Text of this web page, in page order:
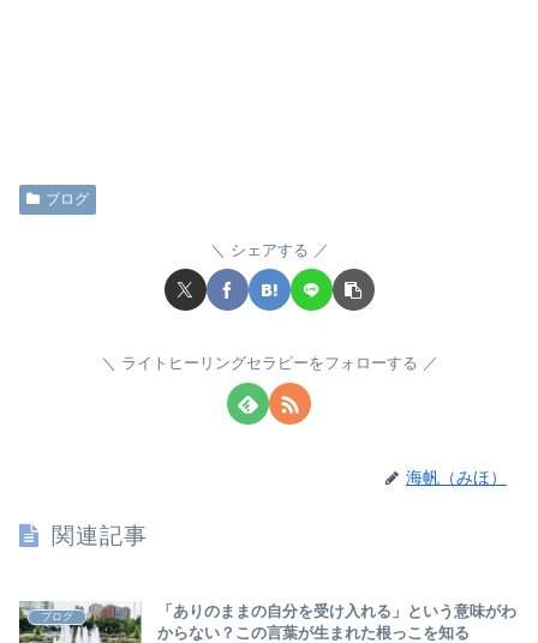
ブログ
シェアする
ライトヒーリングセラピーをフォローする
海帆（みほ）
関連記事
ブログ
「ありのままの自分を受け入れる」という意味がわ
からない？この言葉が生まれた根っこを知る